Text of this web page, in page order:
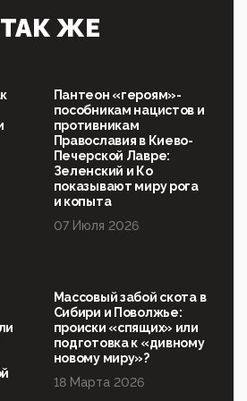
и благолепия:
среди молодежи снова
как институт
в «чего изволите» для
– пионер жесткого
работников СФР по
ставить MAX ID под
о том, что родители в
России хоть капельку
фрегат
ЖЕ
Пантеон «героям»-
пособникам нацистов и
противникам
Православия в Киево-
Печерской Лавре:
Зеленский и Ко
показывают миру рога
и копыта
07 Июля 2026
Массовый забой скота в
Сибири и Поволжье:
происки «спящих» или
подготовка к «дивному
новому миру»?
18 Марта 2026